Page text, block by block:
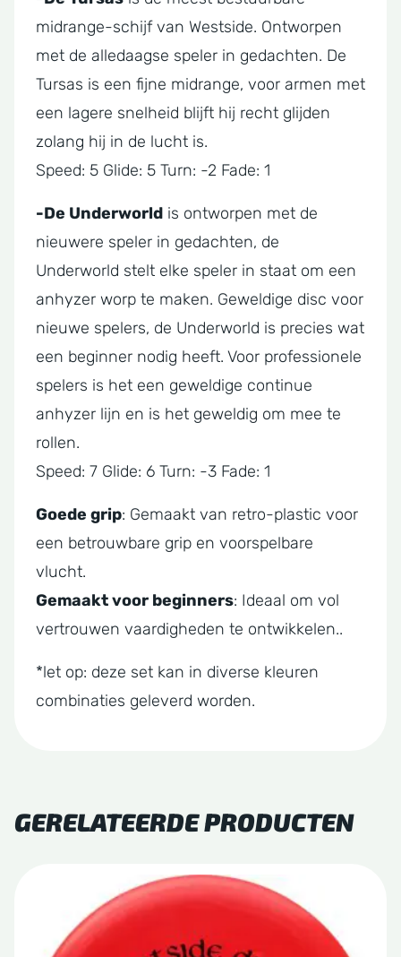
midrange-schijf van Westside. Ontworpen
met de alledaagse speler in gedachten. De
Tursas is een fijne midrange, voor armen met
een lagere snelheid blijft hij recht glijden
zolang hij in de lucht is.
Speed: 5 Glide: 5 Turn: -2 Fade: 1
-De Underworld is ontworpen met de
nieuwere speler in gedachten, de
Underworld stelt elke speler in staat om een
anhyzer worp te maken. Geweldige disc voor
nieuwe spelers, de Underworld is precies wat
een beginner nodig heeft. Voor professionele
spelers is het een geweldige continue
anhyzer lijn en is het geweldig om mee te
rollen.
Speed: 7 Glide: 6 Turn: -3 Fade: 1
Goede grip: Gemaakt van retro-plastic voor
een betrouwbare grip en voorspelbare
vlucht.
Gemaakt voor beginners: Ideaal om vol
vertrouwen vaardigheden te ontwikkelen..
*let op: deze set kan in diverse kleuren
combinaties geleverd worden.
GERELATEERDE PRODUCTEN
product
heeft